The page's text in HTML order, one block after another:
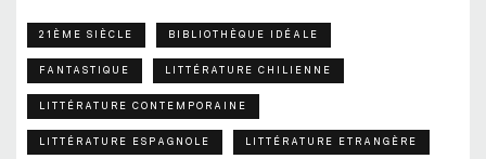
21ÈME SIÈCLE BIBLIOTHÈQUE IDÉALE
FANTASTIQUE LITTÉRATURE CHILIENNE
LITTÉRATURE CONTEMPORAINE
LITTÉRATURE ESPAGNOLE LITTÉRATURE ETRANGÈRE